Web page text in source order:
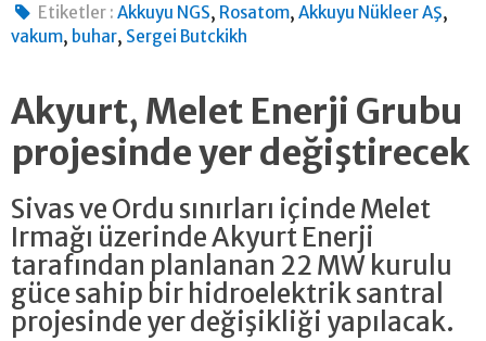
Etiketler : Akkuyu NGS, Rosatom,Akkuyu Nükleer AŞ,
vakum, buhar, Sergei Butckikh
Akyurt, Melet Enerji Grubu
projesinde yer değiştirecek
Sivas ve Ordu sınırları içinde Melet
Irmağı üzerinde Akyurt Enerji
tarafından planlanan 22 MW kurulu
güce sahip bir hidroelektrik santral
projesinde yer değişikliği yapılacak.